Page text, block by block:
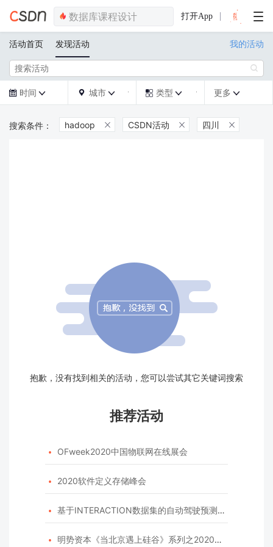
打开App
活动首页 发现活动 我的活动

 时间   城市   类型  更多 
hadoop  CSDN活动  四川 
抱歉，没有找到相关的活动，您可以尝试其它关键词搜索
推荐活动
 OFweek2020中国物联网在线展会
 2020软件定义存储峰会
 基于INTERACTION数据集的自动驾驶预测模型挑战赛
 明势资本《当北京遇上硅谷》系列之2020年度开源峰会